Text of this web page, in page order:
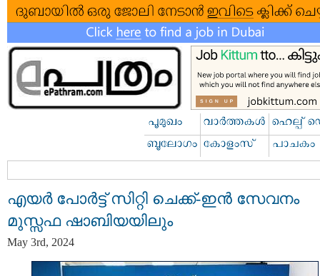
എയർ പോർട്ട് സിറ്റി ചെക്ക്-ഇന്‍ സേവനം
മുസ്സഫ ഷാബിയയിലും
May 3rd, 2024